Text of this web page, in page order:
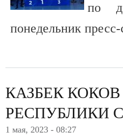
по
понедельник
КАЗБЕК
РЕСПУБЛИКИ
1 мая, 2023 - 08:27